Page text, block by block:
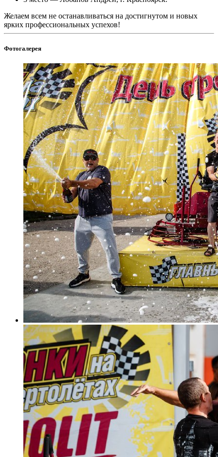
Желаем всем не останавливаться на достигнутом и новых
ярких профессиональных успехов!
Фотогалерея